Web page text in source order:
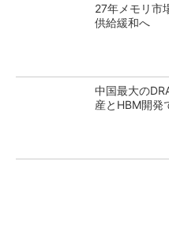
27年メモリ市
供給緩和へ
中国最大の
産とHBM開発